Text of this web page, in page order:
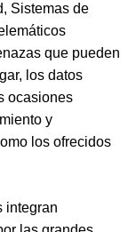
Sistemas de
que pueden
los datos
ocasiones
y
los ofrecidos
integran